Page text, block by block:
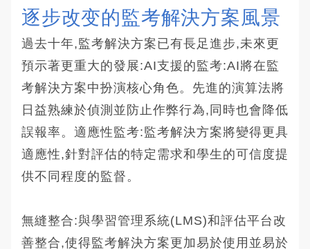
逐步改变的監考解決方案風景
過去十年,監考解決方案已有長足進步,未來更
預示著更重大的發展:AI支援的監考:AI將在監
考解決方案中扮演核心角色。先進的演算法將
日益熟練於偵測並防止作弊行為,同時也會降低
誤報率。適應性監考:監考解決方案將變得更具
適應性,針對評估的特定需求和學生的可信度提
供不同程度的監督。
無縫整合:與學習管理系統(LMS)和評估平台改
善整合,使得監考解決方案更加易於使用並易於